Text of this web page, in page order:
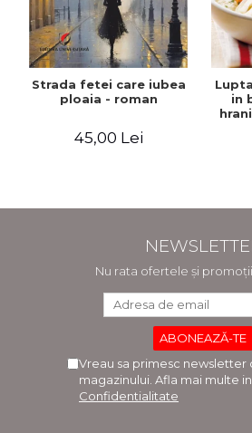
Strada fetei care iubea
ploaia - roman
45,00 Lei
in
Nu rata ofertele și
Vreau sa primesc newsletter
magazinului. Afla mai multe in
Confidentialitate